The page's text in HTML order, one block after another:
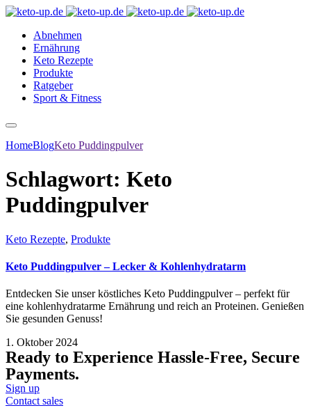
Abnehmen
Ernährung
Keto Rezepte
Produkte
Ratgeber
Sport & Fitness
HomeBlogKeto Puddingpulver
Schlagwort: Keto
Puddingpulver
Keto Rezepte, Produkte
Keto Puddingpulver – Lecker & Kohlenhydratarm
Entdecken Sie unser köstliches Keto Puddingpulver – perfekt für
eine kohlenhydratarme Ernährung und reich an Proteinen. Genießen
Sie gesunden Genuss!
1. Oktober 2024
Ready to Experience Hassle-Free, Secure
Payments.
Sign up
Contact sales